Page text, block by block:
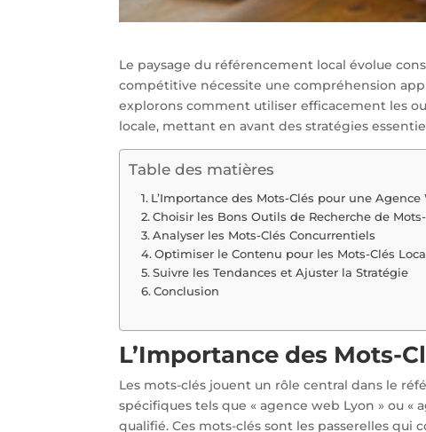
Le paysage du référencement local évolue
compétitive nécessite une compréhension
explorons comment utiliser efficacement les
locale, mettant en avant des stratégies
Table des matières
L’Importance des Mots-Clés pour une Agence
Choisir les Bons Outils de Recherche de
Analyser les Mots-Clés Concurrentiels
Optimiser le Contenu pour les Mots-Clés
Suivre les Tendances et Ajuster la Stratégie
Conclusion
L’Importance des Mots-
Les mots-clés jouent un rôle central dans le
spécifiques tels que « agence web Lyon » ou «
qualifié. Ces mots-clés sont les passerelles qui